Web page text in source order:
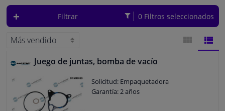
Ventanas y accesorios
Limpieza y proteccón
Taller y herramientas
acostumbrado. Esto puede llevar fácilmente a errores de cálculo. Por eso,
es muy importante reemplazar el servofreno a tiempo. En Winparts, puede
pedir las piezas de automóvil correctas fácilmente en línea usando nuestra
Filtrar 0 Filtros seleccionados
Juego de juntas, bomba de vacío
Solicitud: Empaquetadora
Garantía: 2 años